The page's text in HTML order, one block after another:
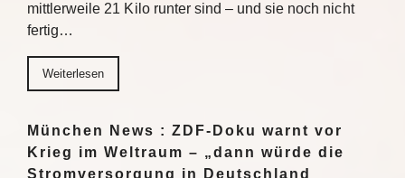
mittlerweile 21 Kilo runter sind – und sie noch nicht
fertig…
Weiterlesen
München News : ZDF-Doku warnt vor
Krieg im Weltraum – „dann würde die
Stromversorgung in Deutschland